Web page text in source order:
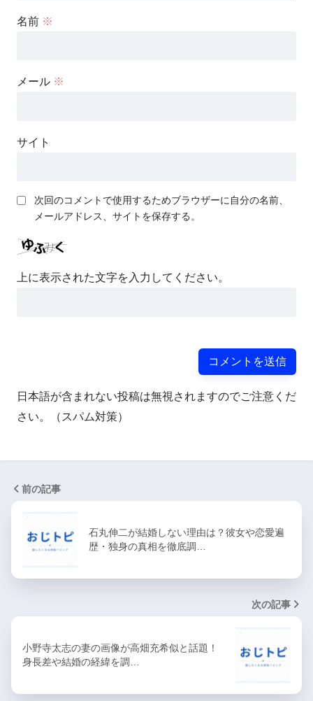
名前 ※
メール ※
サイト
次回のコメントで使用するためブラウザーに自分の名前、
メールアドレス、サイトを保存する。
上に表示された文字を入力してください。
日本語が含まれない投稿は無視されますのでご注意くだ
さい。（スパム対策）
前の記事
石丸伸二が結婚しない理由は？彼女や恋愛遍
歴・独身の真相を徹底調…
次の記事
小野寺太志の妻の画像が高畑充希似と話題！
身長差や結婚の経緯を調…